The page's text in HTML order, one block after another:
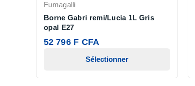
Fumagalli
Borne Gabri remi/Lucia 1L Gris
opal E27
52 796 F CFA
Sélectionner